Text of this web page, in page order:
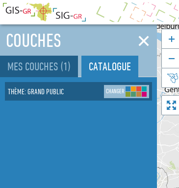
COUCHES ✕
MES COUCHES (1) CATALOGUE
THÈME:GRAND PUBLIC CHANGER



